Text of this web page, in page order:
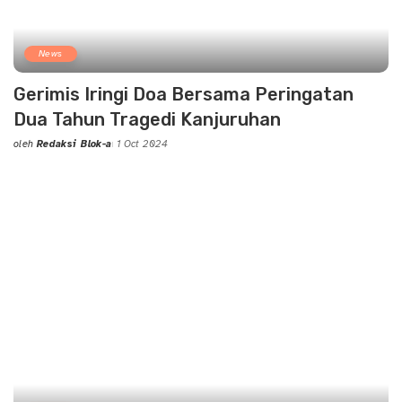
News
Gerimis Iringi Doa Bersama Peringatan
Dua Tahun Tragedi Kanjuruhan
Posted
oleh Redaksi Blok-a 1 Oct 2024